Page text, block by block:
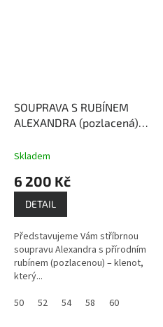
SOUPRAVA S RUBÍNEM
ALEXANDRA (pozlacená) -
ŘETÍZKEM, PRSTEN
bohatství
Skladem
6 200 Kč
DETAIL
Představujeme Vám stříbrnou
soupravu Alexandra s přírodním
rubínem (pozlacenou) – klenot,
který...
50
52 54 58 60